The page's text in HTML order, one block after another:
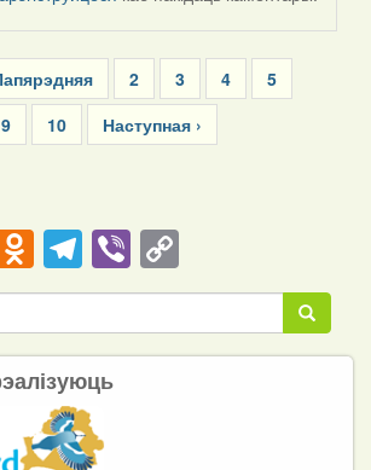
Page
2 Page
3 Page
4 Page
5
Page
9 Page
10
Next
page
Наступная ›
Odnoklassniki
Telegram
ViberCopy
Link Пошук
Пошук